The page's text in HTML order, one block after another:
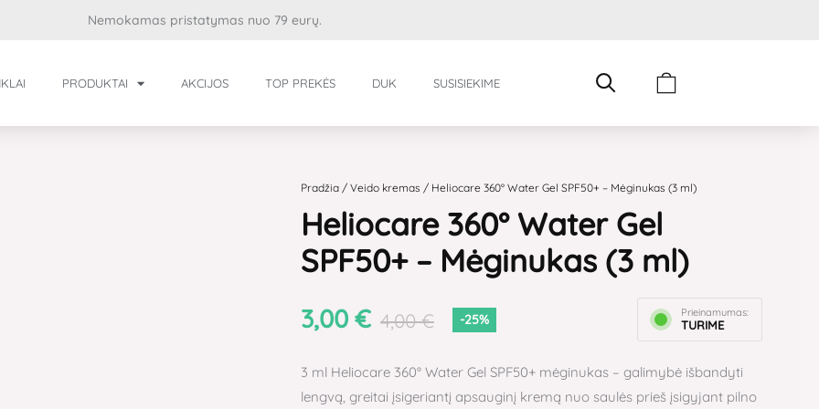
Nemokamas pristatymas nuo 79 eurų.
PRODUKTAI AKCIJOS TOP PREKĖS DUK SUSISIEKIME
Cart
Pradžia / Veido kremas / Heliocare 360° Water Gel SPF50+ – Mėginukas (3 ml)
Heliocare 360° Water Gel
SPF50+ – Mėginukas (3 ml)
3,00 € 4,00€ -25% Prieinamumas:
TURIME
3 ml Heliocare 360° Water Gel SPF50+ mėginukas – galimybė išbandyti
lengvą, greitai įsigeriantį apsauginį kremą nuo saulės prieš įsigyjant pilno
Heliocare
360°
Water
Gel
–
(3
ml)